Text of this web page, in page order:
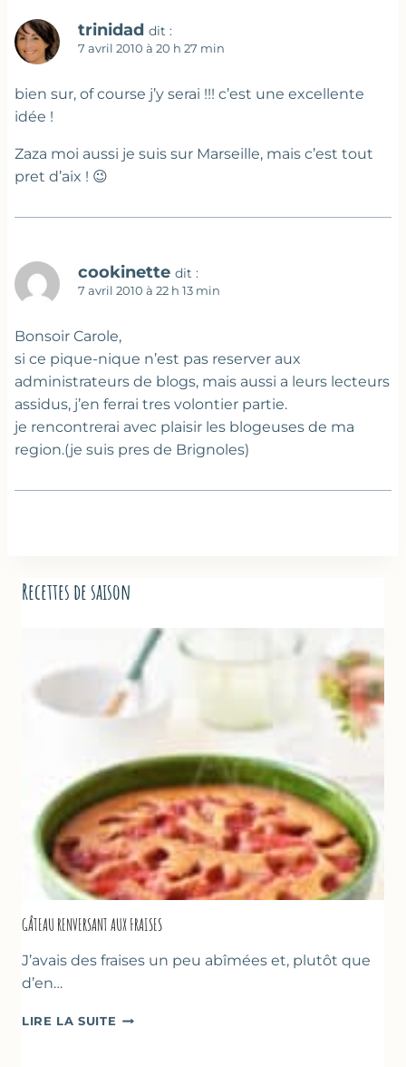
trinidad dit :
7 avril 2010 à 20 h 27 min
bien sur, of course j’y serai !!! c’est une excellente
idée !
Zaza moi aussi je suis sur Marseille, mais c’est tout
pret d’aix ! 😉
cookinette dit :
7 avril 2010 à 22 h 13 min
Bonsoir Carole,
si ce pique-nique n’est pas reserver aux
administrateurs de blogs, mais aussi a leurs lecteurs
assidus, j’en ferrai tres volontier partie.
je rencontrerai avec plaisir les blogeuses de ma
region.(je suis pres de Brignoles)
Recettes de saison
GÂTEAU RENVERSANT AUX FRAISES
J’avais des fraises un peu abîmées et, plutôt que
d’en…
LIRE LA SUITE GÂTEAU